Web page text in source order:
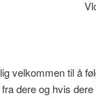
velkommen til å
dere og hvis